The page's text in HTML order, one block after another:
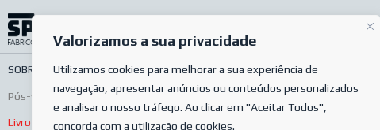
Valorizamos a sua privacidade
Utilizamos cookies para melhorar a sua experiência de
navegação, apresentar anúncios ou conteúdos personalizados
e analisar o nosso tráfego. Ao clicar em "Aceitar Todos",
concorda com a utilização de cookies.
SOBRE NÓSSERVIÇOSLOJA ONLINEPERGUNTAS MAIS FREQUENTES
Pós-vendaCondições de vendaCondições de encomenda
Livro de reclamações